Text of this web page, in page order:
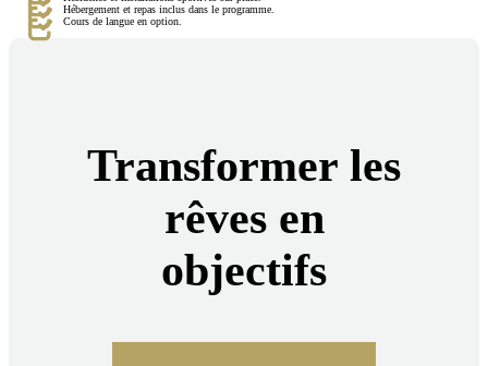
Hébergement et repas inclus dans le programme.
Cours de langue en option.
Transformer les
rêves en
objectifs